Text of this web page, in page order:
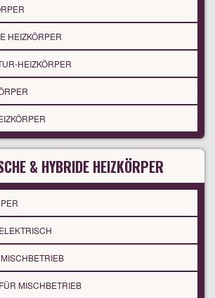
HEIZKÖRPER
HEIZKÖRPER
& HYBRIDE HEIZKÖRPER
MISCHBETRIEB